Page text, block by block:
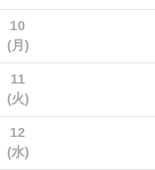
10
(月)
11
(火)
12
(水)